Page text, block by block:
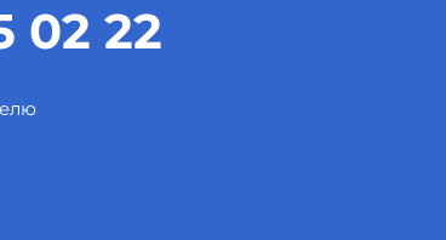
02 22